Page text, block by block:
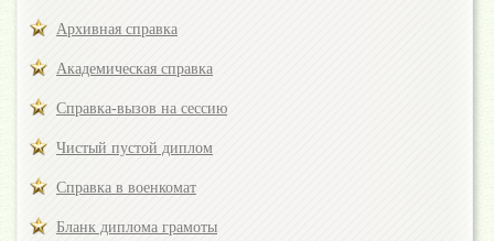
Архивная справка
Академическая справка
Справка-вызов на сессию
Чистый пустой диплом
Справка в военкомат
Бланк диплома грамоты